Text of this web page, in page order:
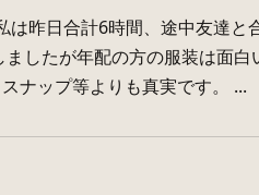
昨日合計6時間、途中友達と
したが年配の方の服装は面
ナップ等よりも真実です。 ...